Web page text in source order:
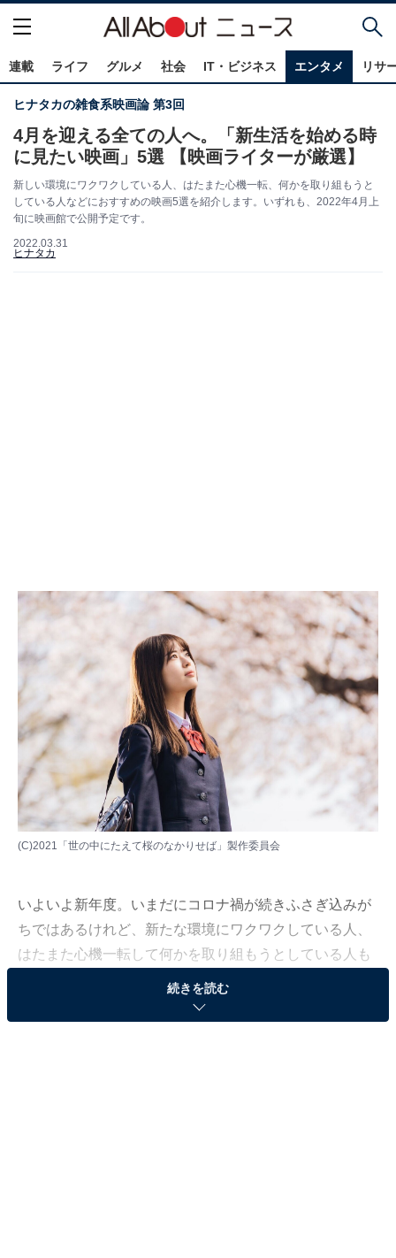
連載 ライフ グルメ 社会 IT・ビジネス エンタメ リサ
ヒナタカの雑食系映画論 第3回
4月を迎える全ての人へ。「新生活を始める時
に見たい映画」5選 【映画ライターが厳選】
新しい環境にワクワクしている人、はたまた心機一転、何かを取り組もうと
している人などにおすすめの映画5選を紹介します。いずれも、2022年4月上
旬に映画館で公開予定です。
2022.03.31
ヒナタカ
(C)2021「世の中にたえて桜のなかりせば」製作委員会
いよいよ新年度。いまだにコロナ禍が続きふさぎ込みが
ちではあるけれど、新たな環境にワクワクしている人、
はたまた心機一転して何かを取り組もうとしている人も
続きを読む